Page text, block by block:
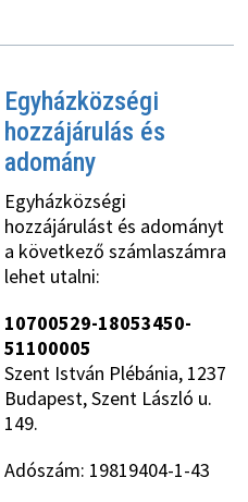
Egyházközségi
hozzájárulás és
adomány
Egyházközségi
hozzájárulást és adományt
a következő számlaszámra
lehet utalni:
10700529-18053450-
51100005
Szent István Plébánia, 1237
Budapest, Szent László u.
149.
Adószám: 19819404-1-43